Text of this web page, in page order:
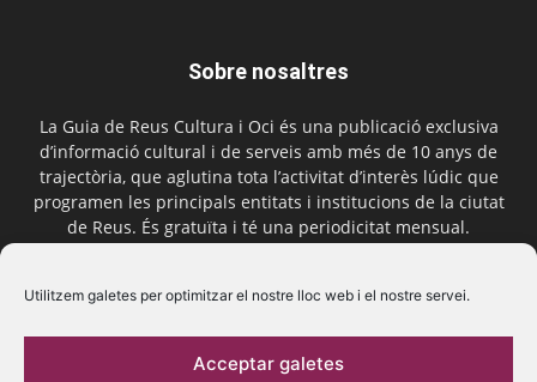
Utilitzem galetes per optimitzar el nostre lloc web i el nostre servei.
Acceptar galetes
Sobre nosaltres
La Guia de Reus Cultura i Oci és una publicació exclusiva
d’informació cultural i de serveis amb més de 10 anys de
trajectòria, que aglutina tota l’activitat d’interès lúdic que
programen les principals entitats i institucions de la ciutat
de Reus. És gratuïta i té una periodicitat mensual.
Segueix-nos